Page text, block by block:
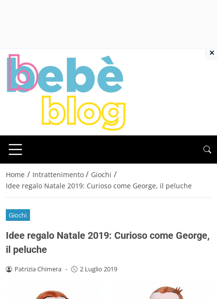
Home / Intrattenimento / Giochi /
Idee regalo Natale 2019: Curioso come George, il peluche
Giochi
Idee regalo Natale 2019: Curioso come George,
il peluche
Patrizia Chimera - 2 Luglio 2019
×